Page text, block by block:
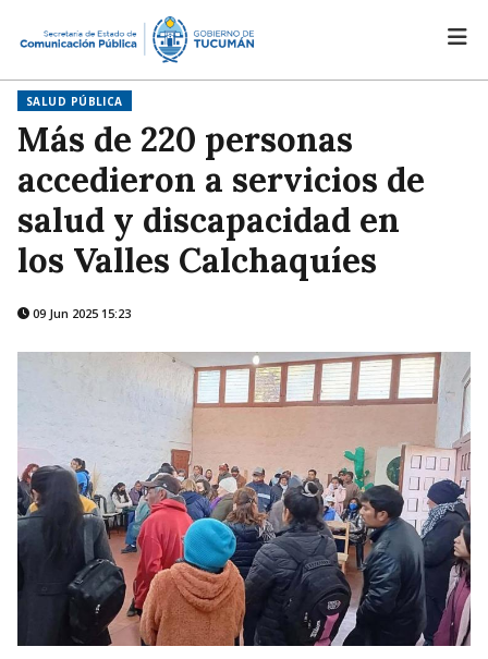
SALUD PÚBLICA
Más de 220 personas
accedieron a servicios de
salud y discapacidad en
los Valles Calchaquíes
09 Jun 2025 15:23